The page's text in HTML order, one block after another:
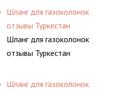
Шланг для газоколонок
отзывы Туркестан
Шланг для газоколонок
отзывы Туркестан
Шланг для газоколонок